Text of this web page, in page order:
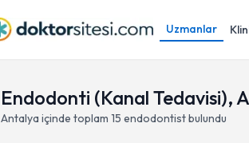
Uzmanlar
Endodonti (Kanal Tedavisi),
Antalya içinde toplam 15 endodontistbulundu